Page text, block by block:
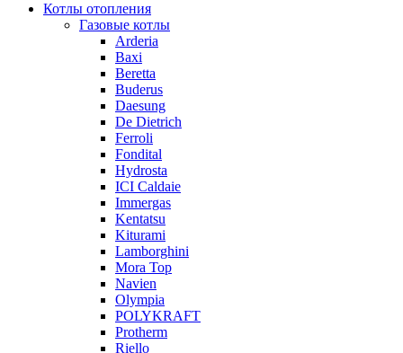
Котлы отопления
Газовые котлы
Arderia
Baxi
Beretta
Buderus
Daesung
De Dietrich
Ferroli
Fondital
Hydrosta
ICI Caldaie
Immergas
Kentatsu
Kiturami
Lamborghini
Mora Top
Navien
Olympia
POLYKRAFT
Protherm
Riello